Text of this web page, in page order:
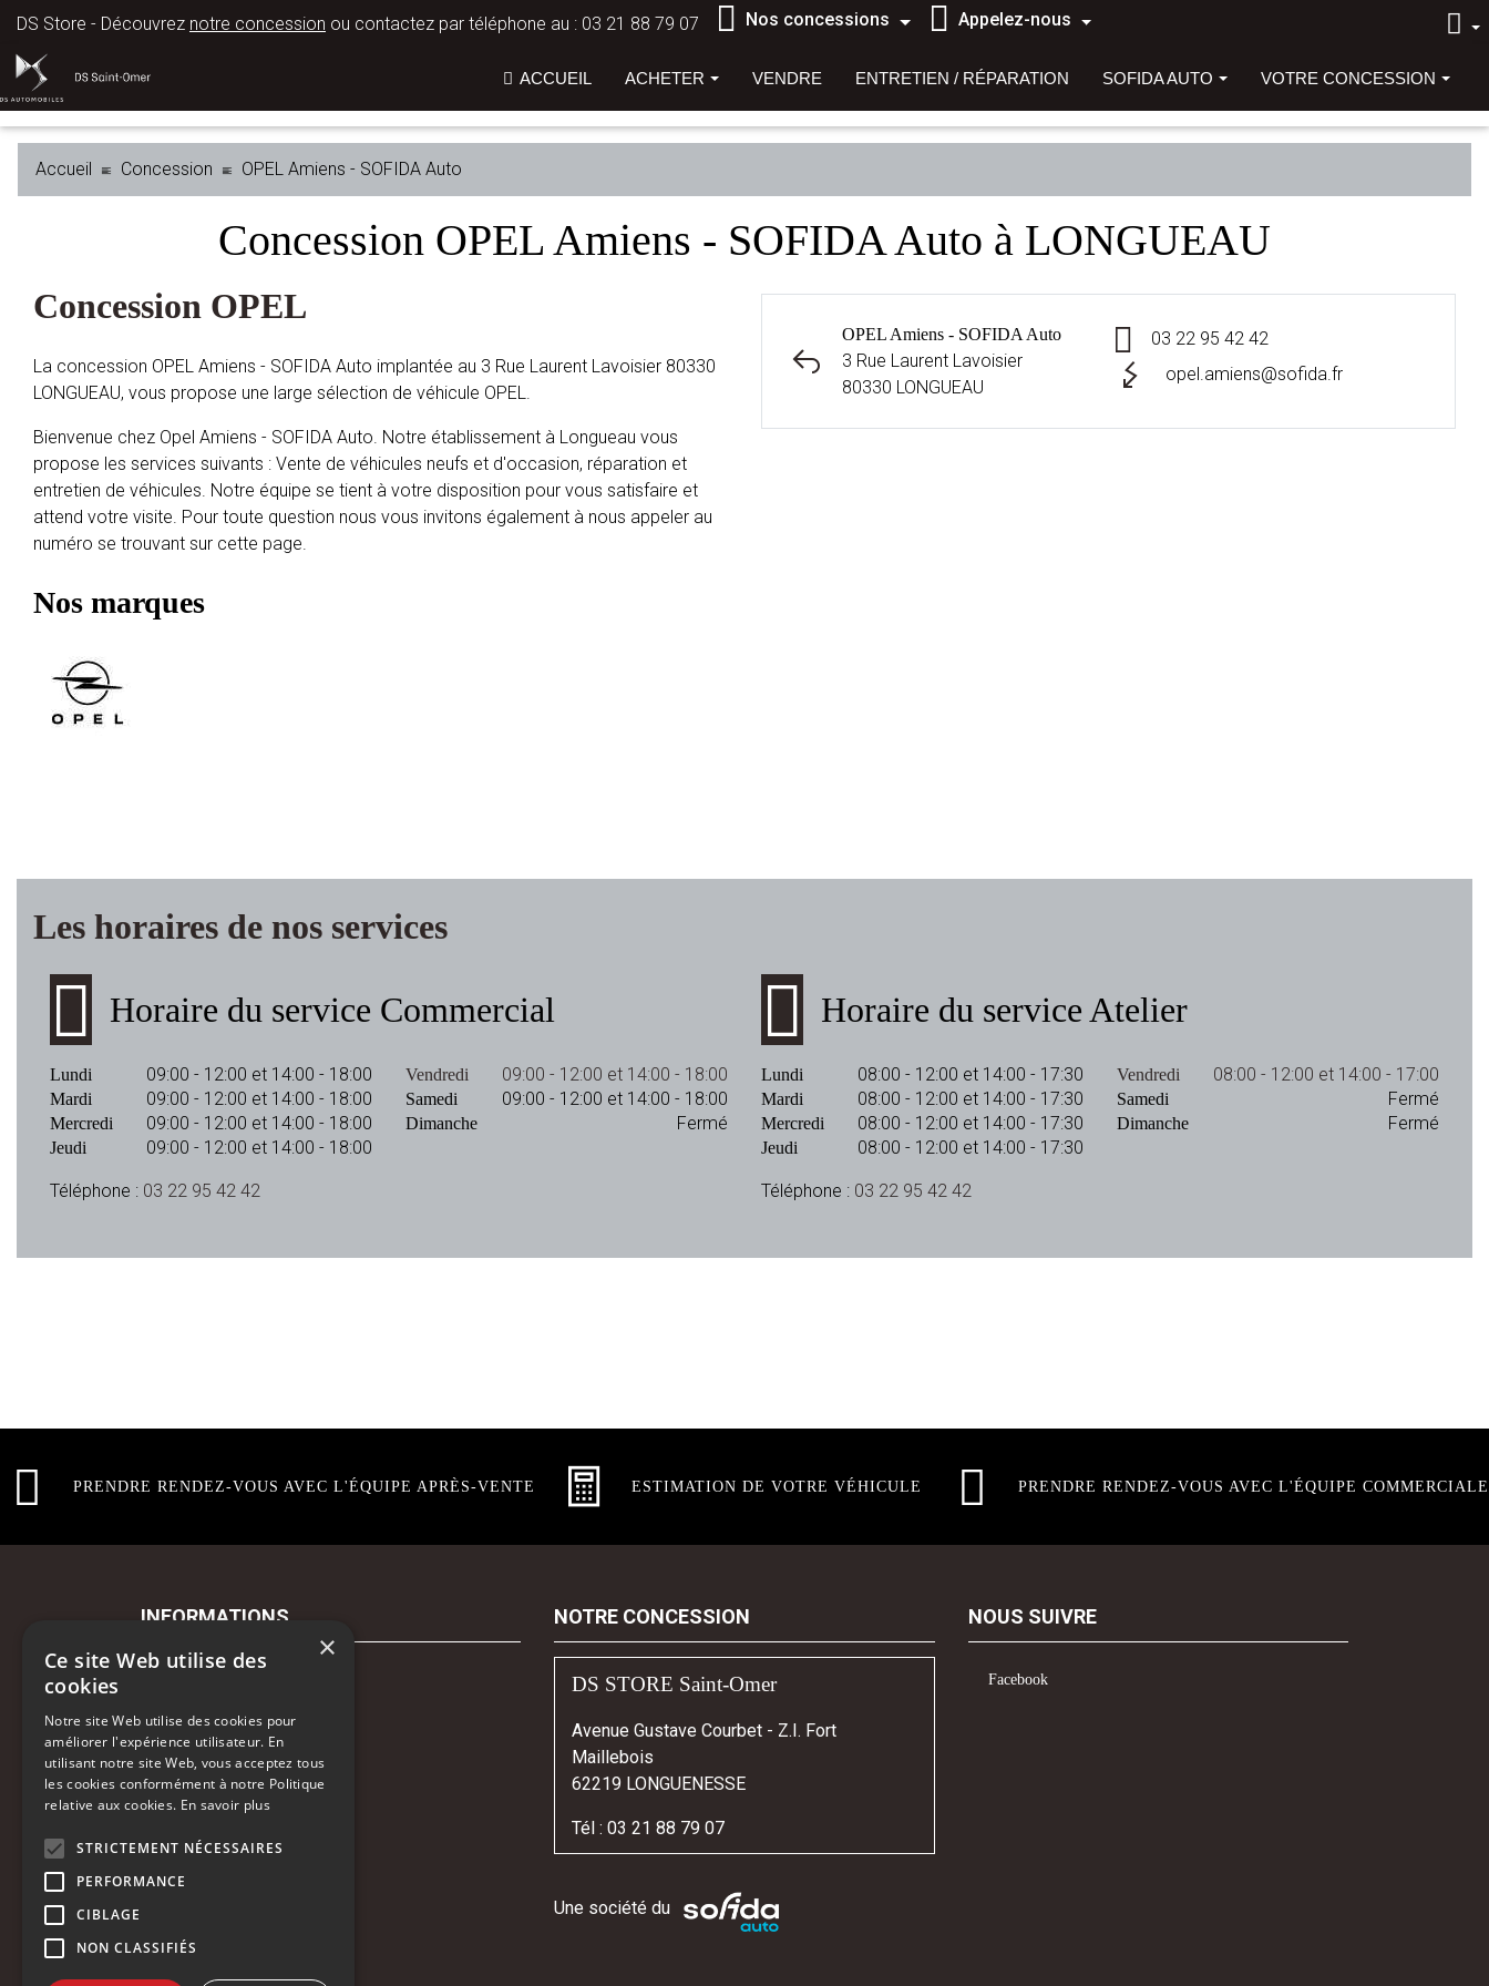
DS Store - Découvrez notre concession ou contactez par téléphone au : 03 21 88 79 07 Nos concessions Appelez-nous
ACCUEIL ACHETER VENDRE ENTRETIEN / RÉPARATION SOFIDA AUTO VOTRE CONCESSION
Accueil Concession OPEL Amiens - SOFIDA Auto
Concession OPEL Amiens - SOFIDA Auto à LONGUEAU
OPEL Amiens - SOFIDA Auto
3 Rue Laurent Lavoisier
80330 LONGUEAU
03 22 95 42 42
opel.amiens@sofida.fr
Concession OPEL
La concession OPEL Amiens - SOFIDA Auto implantée au 3 Rue Laurent Lavoisier 80330
LONGUEAU, vous propose une large sélection de véhicule OPEL.
Bienvenue chez Opel Amiens - SOFIDA Auto. Notre établissement à Longueau vous
propose les services suivants : Vente de véhicules neufs et d'occasion, réparation et
entretien de véhicules. Notre équipe se tient à votre disposition pour vous satisfaire et
attend votre visite. Pour toute question nous vous invitons également à nous appeler au
numéro se trouvant sur cette page.
Nos marques
Les horaires de nos services
Horaire du service Commercial
Lundi 09:00 - 12:00 et 14:00 - 18:00
Mardi 09:00 - 12:00 et 14:00 - 18:00
Mercredi 09:00 - 12:00 et 14:00 - 18:00
Jeudi 09:00 - 12:00 et 14:00 - 18:00
Vendredi 09:00 - 12:00 et 14:00 - 18:00
Samedi 09:00 - 12:00 et 14:00 - 18:00
Dimanche Fermé
Téléphone : 03 22 95 42 42
Horaire du service Atelier
Lundi 08:00 - 12:00 et 14:00 - 17:30
Mardi 08:00 - 12:00 et 14:00 - 17:30
Mercredi 08:00 - 12:00 et 14:00 - 17:30
Jeudi 08:00 - 12:00 et 14:00 - 17:30
Vendredi 08:00 - 12:00 et 14:00 - 17:00
Samedi Fermé
Dimanche Fermé
Téléphone : 03 22 95 42 42
PRENDRE RENDEZ-VOUS AVEC L'ÉQUIPE APRÈS-VENTE ESTIMATION DE VOTRE VÉHICULE PRENDRE RENDEZ-VOUS AVEC L'ÉQUIPE COMMERCIALE
INFORMATIONS
Recrutement
Rendez-vous atelier
Mentions légales
NOTRE CONCESSION
DS STORE Saint-Omer
Avenue Gustave Courbet - Z.I. Fort
Maillebois
62219 LONGUENESSE
Tél :03 21 88 79 07
Une société du
NOUS SUIVRE
Facebook
×
Ce site Web utilise des
cookies
Notre site Web utilise des cookies pour
améliorer l'expérience utilisateur. En
utilisant notre site Web, vous acceptez tous
les cookies conformément à notre Politique
relative aux cookies. En savoir plus
STRICTEMENT NÉCESSAIRES
PERFORMANCE
CIBLAGE
NON CLASSIFIÉS